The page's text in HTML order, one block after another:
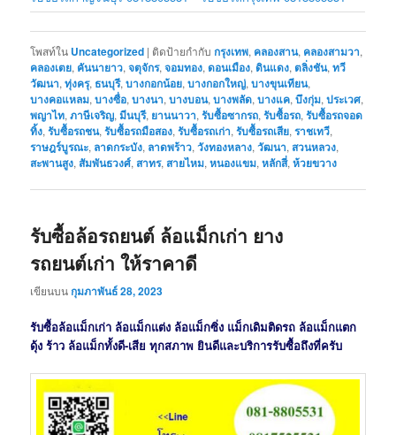
โพสท์ใน Uncategorized | ติดป้ายกำกับ กรุงเทพ, คลองสาน, คลองสามวา,
คลองเตย, คันนายาว,จตุจักร,จอมทอง,ดอนเมือง,ดินแดง,ตลิ่งชัน,ทวี
วัฒนา,ทุ่งครุ, ธนบุรี,บางกอกน้อย,บางกอกใหญ่,บางขุนเทียน,
บางคอแหลม,บางซื่อ,บางนา,บางบอน,บางพลัด,บางแค,บึงกุ่ม,ประเวศ,
พญาไท,ภาษีเจริญ,มีนบุรี, ยานนาวา,รับซื้อซากรถ,รับซื้อรถ,รับซื้อรถจอด
ทิ้ง,รับซื้อรถชน,รับซื้อรถมือสอง,รับซื้อรถเก่า,รับซื้อรถเสีย,ราชเทวี,
ราษฎร์บูรณะ, ลาดกระบัง, ลาดพร้าว,วังทองหลาง,วัฒนา, สวนหลวง,
สะพานสูง, สัมพันธวงศ์, สาทร, สายไหม,หนองแขม,หลักสี่,ห้วยขวาง
รับซื้อล้อรถยนต์ ล้อแม็กเก่า ยาง
รถยนต์เก่า ให้ราคาดี
เขียนบนกุมภาพันธ์ 28, 2023
รับซื้อล้อแม็กเก่า ล้อแม็กแต่ง ล้อแม็กซิ่ง แม็กเดิมติดรถ ล้อแม็กแตก
ดุ้ง ร้าว ล้อแม็กทั้งดี-เสีย ทุกสภาพ ยินดีและบริการรับซื้อถึงที่ครับ